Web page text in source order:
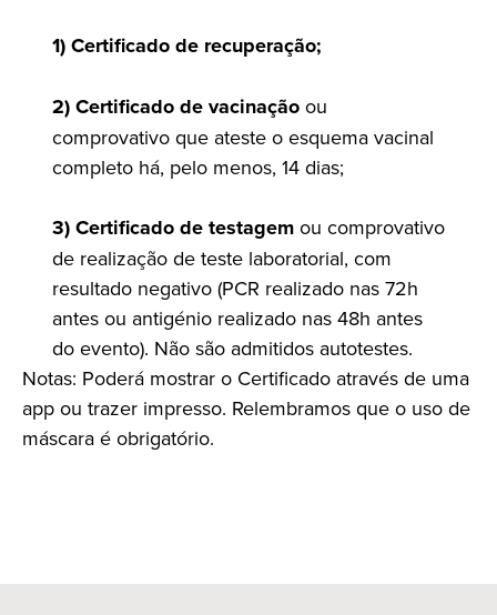
1) Certificado de recuperação;
2) Certificado de vacinação ou
comprovativo que ateste o esquema vacinal
completo há, pelo menos, 14 dias;
3) Certificado de testagem ou comprovativo
de realização de teste laboratorial, com
resultado negativo (PCR realizado nas 72h
antes ou antigénio realizado nas 48h antes
do evento). Não são admitidos autotestes.
Notas: Poderá mostrar o Certificado através de uma
app ou trazer impresso. Relembramos que o uso de
máscara é obrigatório.